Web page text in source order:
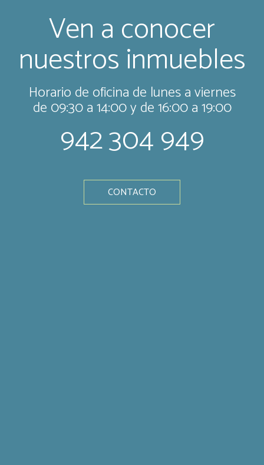
Ven a conocer
nuestros inmuebles
Horario de oficina de lunes a viernes
de 09:30 a 14:00 y de 16:00 a 19:00
942 304 949
CONTACTO